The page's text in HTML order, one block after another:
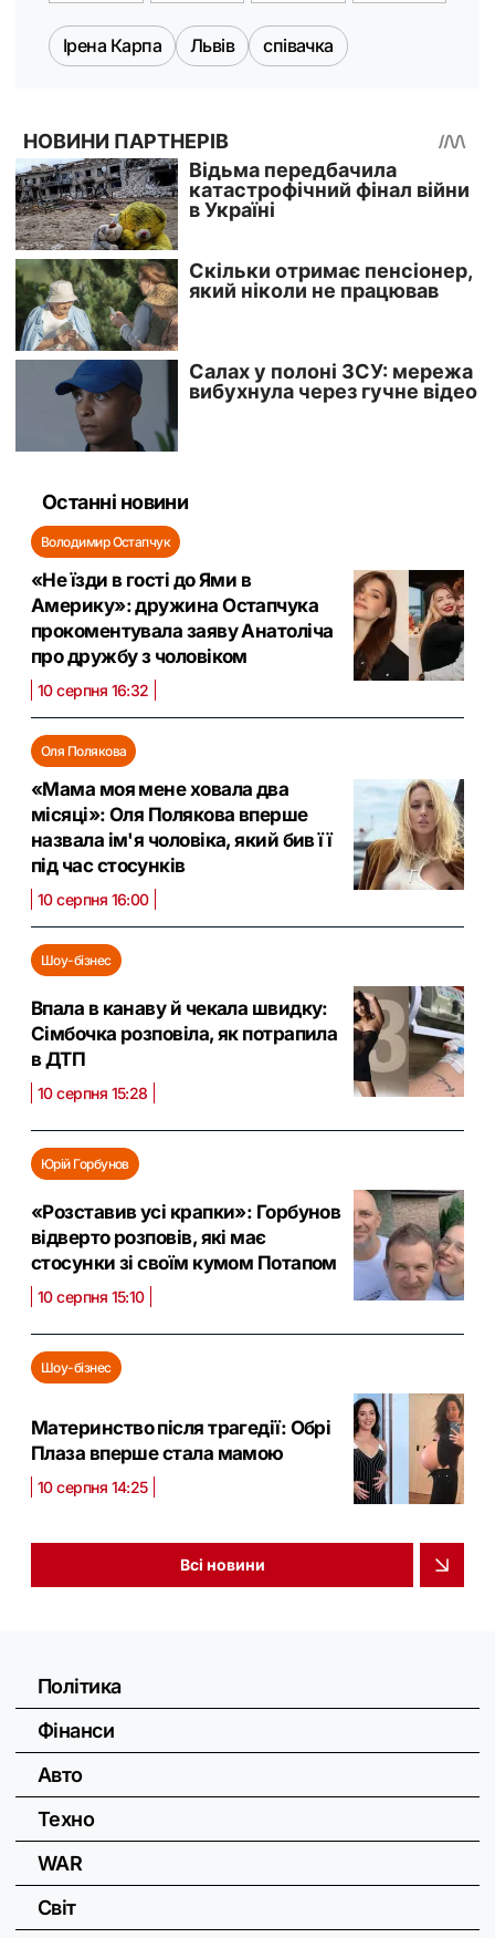
Ірена Карпа Львів співачка
Останні новини
Володимир Остапчук
«Не їзди в гості до Ями в
Америку»: дружина Остапчука
прокоментувала заяву Анатоліча
про дружбу з чоловіком
10 серпня 16:32
Оля Полякова
«Мама моя мене ховала два
місяці»: Оля Полякова вперше
назвала ім'я чоловіка, який бив її
під час стосунків
10 серпня 16:00
Шоу-бізнес
Впала в канаву й чекала швидку:
Сімбочка розповіла, як потрапила
в ДТП
10 серпня 15:28
Юрій Горбунов
«Розставив усі крапки»: Горбунов
відверто розповів, які має
стосунки зі своїм кумом Потапом
10 серпня 15:10
Шоу-бізнес
Материнство після трагедії: Обрі
Плаза вперше стала мамою
10 серпня 14:25
Всі новини
Політика
Фінанси
Авто
Техно
WAR
Світ